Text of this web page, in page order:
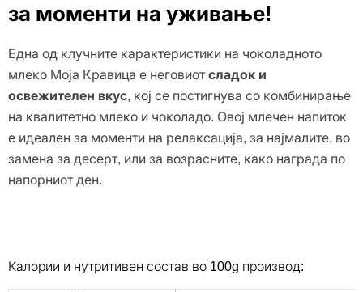
за моменти на уживање!
Една од клучните карактеристики на чоколадното
млеко Моја Кравица е неговиотсладок и
освежителен вкус, кој се постигнува со комбинирање
на квалитетно млеко и чоколадо. Овој млечен напиток
е идеален за моменти на релаксација, за најмалите, во
замена за десерт, или за возрасните, како награда по
напорниот ден.
Калории и нутритивен состав во 100g производ: